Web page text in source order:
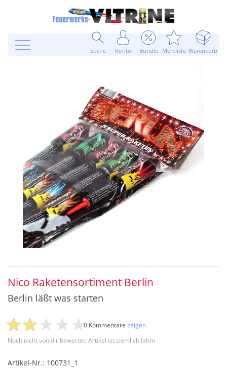
Suche Konto Bundle Merkliste Warenkorb
Nico Raketensortiment Berlin
Berlin läßt was starten
Noch nicht von dir bewertet: Artikel ist ziemlich lahm
0 Kommentare zeigen
Artikel-Nr.: 100731_1